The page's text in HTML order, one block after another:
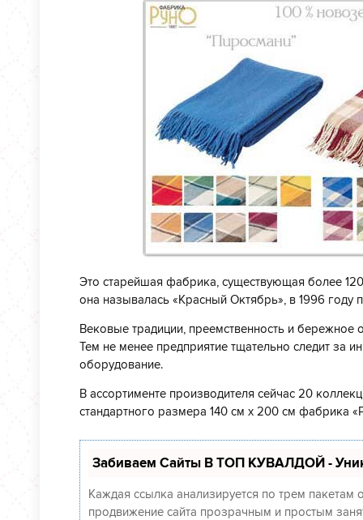
Это старейшая фабрика, существующая более
она называлась «Красный Октябрь», в 1996 году
Вековые традиции, преемственность и
Тем не менее предприятие тщательно следит за
оборудование.
В ассортименте производителя сейчас 20
стандартного размера 140 см х 200 см фабрика
Забиваем Сайты В ТОП КУВАЛДОЙ -
Каждая ссылка анализируется по трем пакетам
продвижение сайта прозрачным и простым